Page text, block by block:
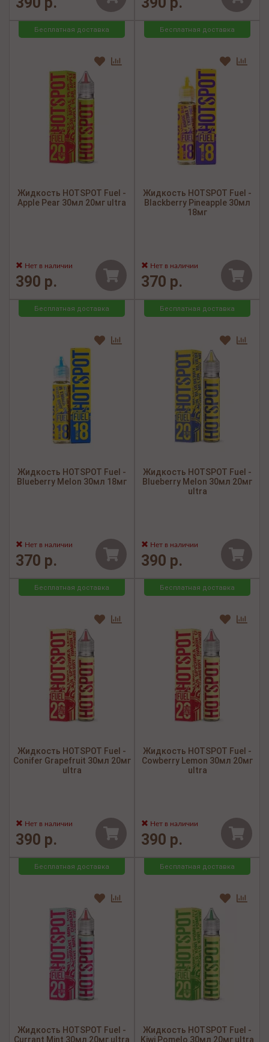
Бесплатная доставка
Жидкость HOTSPOT Fuel -
Apple Pear 30мл 20мг ultra
Нет в наличии
390 р.
Бесплатная доставка
Жидкость HOTSPOT Fuel -
Blackberry Pineapple 30мл
18мг
Нет в наличии
370 р.
Бесплатная доставка
Жидкость HOTSPOT Fuel -
Blueberry Melon 30мл 18мг
Нет в наличии
370 р.
Бесплатная доставка
Жидкость HOTSPOT Fuel -
Blueberry Melon 30мл 20мг
ultra
Нет в наличии
390 р.
Бесплатная доставка
Жидкость HOTSPOT Fuel -
Conifer Grapefruit 30мл 20мг
ultra
Нет в наличии
390 р.
Бесплатная доставка
Жидкость HOTSPOT Fuel -
Cowberry Lemon 30мл 20мг
ultra
Нет в наличии
390 р.
Бесплатная доставка
Жидкость HOTSPOT Fuel -
Currant Mint 30мл 20мг ultra
Бесплатная доставка
Жидкость HOTSPOT Fuel -
Kiwi Pomelo 30мл 20мг ultra